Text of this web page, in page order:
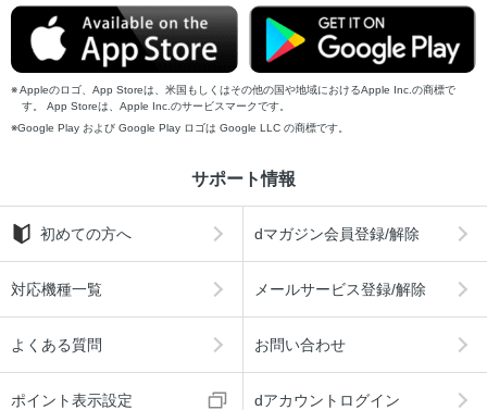
Appleのロゴ、App Storeは、米国もしくはその他の国や地域におけるApple Inc.の商標で
す。 App Storeは、Apple Inc.のサービスマークです。
Google Play および Google Play ロゴは Google LLC の商標です。
サポート情報
初めての方へ dマガジン会員登録/解除
対応機種一覧 メールサービス登録/解除
よくある質問 お問い合わせ
ポイント表示設定 dアカウントログイン